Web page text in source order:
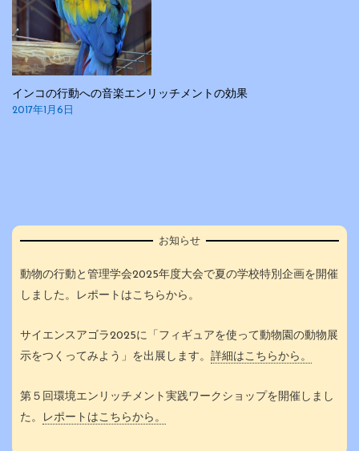
インコの行動への音楽エンリッチメントの効果
2017年1月6日
お知らせ
動物の行動と管理学会2025年度大会で夏の学校特別企画を開催
しました。レポートはこちらから。
サイエンスアゴラ2025に「フィギュアを使って動物園の動物展
示をつくってみよう」を出展します。 詳細はこちらから。
第５回環境エンリッチメント実践ワークショップを開催しまし
た。
レポートはこちらから。